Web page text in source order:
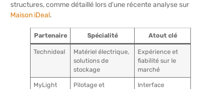
structures, comme détaillé lors d’une récente analyse sur
Maison iDeal.
Partenaire Spécialité Atout clé
Technideal
Matériel électrique,
solutions de
stockage
Expérience et
fiabilité sur le
marché
MyLight
Pilotage et
Interface